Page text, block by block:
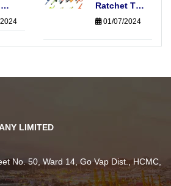
Ratchet Tie-
Down
Essential
Transportation
01/07/2024
LIMITED
No. 50, Ward 14, Go Vap Dist., HCMC,